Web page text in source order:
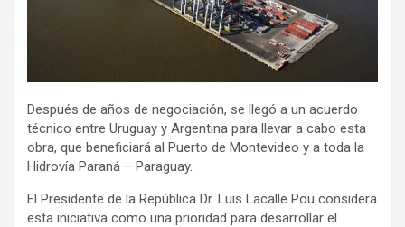
Después de años de negociación, se llegó a un acuerdo
técnico entre Uruguay y Argentina para llevar a cabo esta
obra, que beneficiará al Puerto de Montevideo y a toda la
Hidrovía Paraná – Paraguay.
El Presidente de la República Dr. Luis Lacalle Pou considera
esta iniciativa como una prioridad para desarrollar el